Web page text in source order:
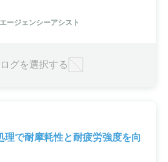
ージェンシーアシスト
グを選択する
理で耐摩耗性と耐疲労強度を向